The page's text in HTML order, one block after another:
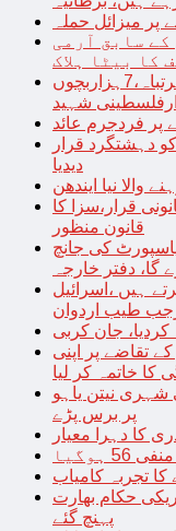
میزائل حملہ
کے سابق آرمی
کا بیٹا ہلاک
حماس اسرائیل جنگ،2ماہ مکمل: غزہ شہرتباہ،7ہزاربچوں
پر فردجرم عائد
دہشتگرد قرار
دیدیا
والا نیا ایندھن
قرار،سزا کا
قانون منظور
کی جانچ
گا، دفتر خارجہ
ہیں ،اسرائیل
طیب اردوان
جان کربی
کے تقاضے پر اپنی
کا خاتمہ کر لیا
شہری نیتن یاہو
پر برس پڑے
کا دہرا معیار
ہوگیا
کا تجربہ کامیاب
حکام بھارت
پہنچ گئے